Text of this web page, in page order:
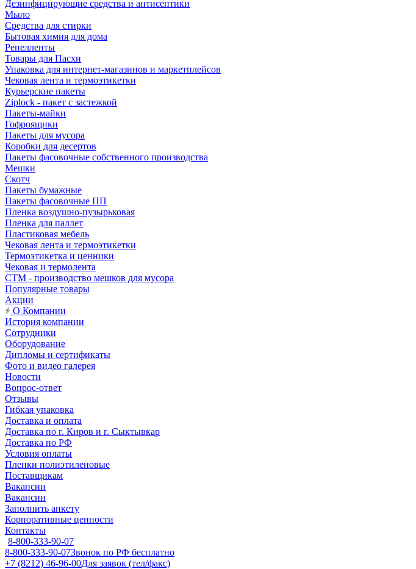
Дезинфицирующие средства и антисептики
Мыло
Средства для стирки
Бытовая химия для дома
Репелленты
Товары для Пасхи
Упаковка для интернет-магазинов и маркетплейсов
Чековая лента и термоэтикетки
Курьерские пакеты
Ziplock - пакет с застежкой
Пакеты-майки
Гофроящики
Пакеты для мусора
Коробки для десертов
Пакеты фасовочные собственного производства
Мешки
Скотч
Пакеты бумажные
Пакеты фасовочные ПП
Пленка воздушно-пузырьковая
Пленка для паллет
Пластиковая мебель
Чековая лента и термоэтикетки
Термоэтикетка и ценники
Чековая и термолента
СТМ - производство мешков для мусора
Популярные товары
Акции
О Компании
История компании
Сотрудники
Оборудование
Дипломы и сертификаты
Фото и видео галерея
Новости
Вопрос-ответ
Отзывы
Гибкая упаковка
Доставка и оплата
Доставка по г. Киров и г. Сыктывкар
Доставка по РФ
Условия оплаты
Пленки полиэтиленовые
Поставщикам
Вакансии
Вакансии
Заполнить анкету
Корпоративные ценности
Контакты
8-800-333-90-07
8-800-333-90-07Звонок по РФ бесплатно
+7 (8212) 46-96-00Для заявок (тел/факс)